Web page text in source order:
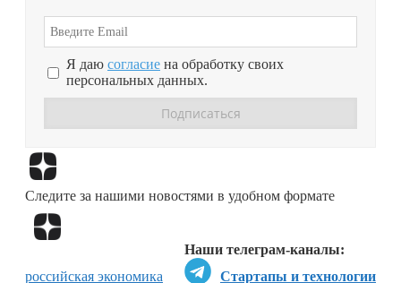
Я даю согласие на обработку своих
персональных данных.
Следите за нашими новостями в удобном формате
Наши телеграм-каналы:
Стартапы и технологии
российская экономика